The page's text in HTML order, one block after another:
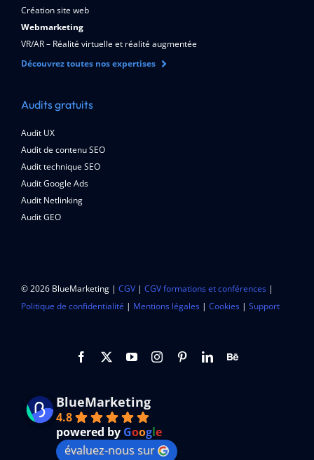
Création site web
Webmarketing
VR/AR – Réalité virtuelle et réalité augmentée
Découvrez toutes nos expertises
Audits gratuits
Audit UX
Audit de contenu SEO
Audit technique SEO
Audit Google Ads
Audit Netlinking
Audit GEO
© 2026 BlueMarketing | CGV| CGV formations et conférences|
Politique de confidentialité | Mentions légales| Cookies| Support
BlueMarketing
4.8
powered by Google
évaluez-nous sur